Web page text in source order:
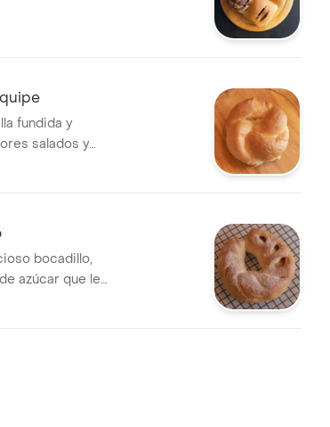
fundida y
salados y
bocadillo,
azúcar que le